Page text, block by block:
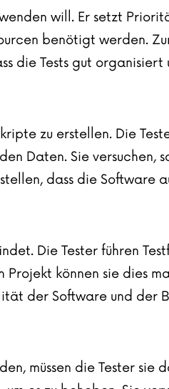
will. Er setzt
benötigt werden.
die Tests gut
zu erstellen. Die
Daten. Sie
dass die
Die Tester führen
können sie dies
der Software und der
müssen die Tester